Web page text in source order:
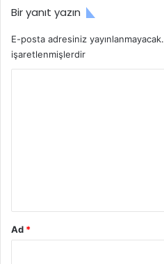
Bir yanıt yazın
E-posta adresiniz yayınlanmayacak.
işaretlenmişlerdir
Ad *